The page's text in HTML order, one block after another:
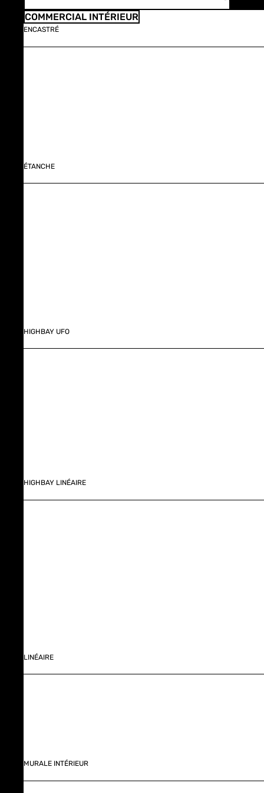
COMMERCIAL INTÉRIEUR
ENCASTRÉ
ÉTANCHE
HIGHBAY UFO
HIGHBAY LINÉAIRE
LINÉAIRE
MURALE INTÉRIEUR